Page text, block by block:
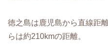
徳之島は鹿児島から直線距
らは約210kmの距離。